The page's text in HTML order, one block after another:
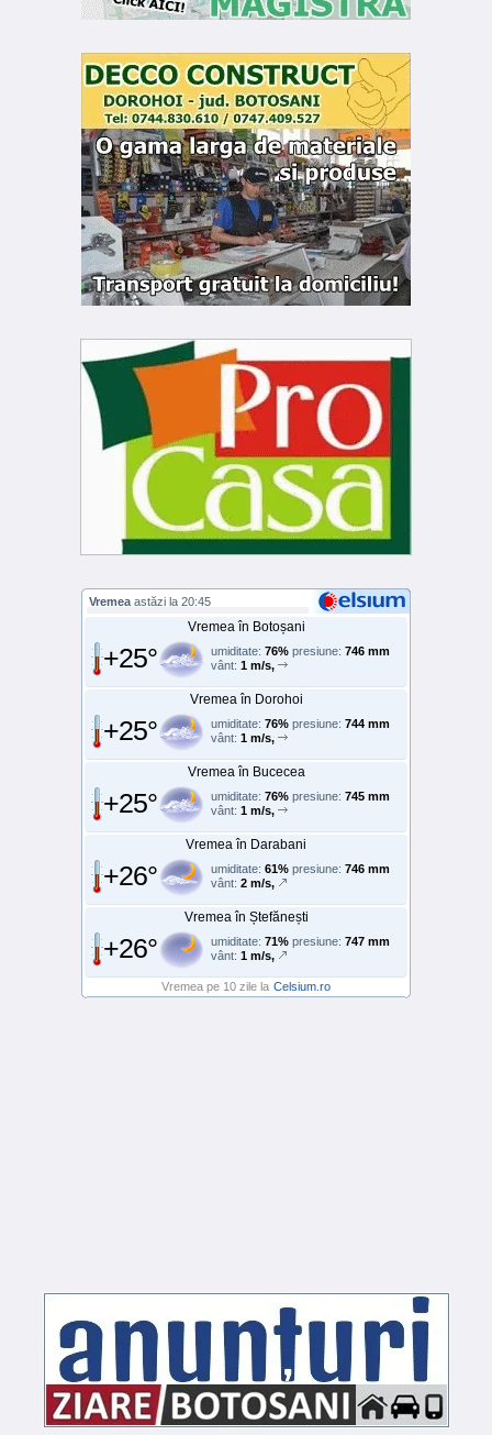
Vremea astăzi la 20:45
Vremea în Botoșani
+25° umiditate: 76% presiune: 746 mm
vânt: 1 m/s,
Vremea în Dorohoi
+25° umiditate: 76% presiune: 744 mm
vânt: 1 m/s,
Vremea în Bucecea
+25° umiditate: 76% presiune: 745 mm
vânt: 1 m/s,
Vremea în Darabani
+26° umiditate: 61% presiune: 746 mm
vânt: 2 m/s,
Vremea în Ștefănești
+26° umiditate: 71% presiune: 747 mm
vânt: 1 m/s,
Vremea pe 10 zile la Celsium.ro